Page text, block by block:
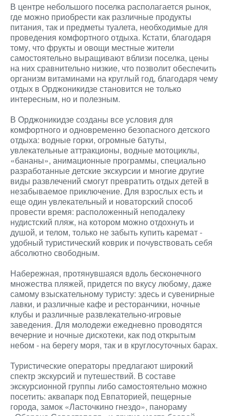
В центре небольшого поселка располагается рынок,
где можно приобрести как различные продукты
питания, так и предметы туалета, необходимые для
проведения комфортного отдыха. Кстати, благодаря
тому, что фрукты и овощи местные жители
самостоятельно выращивают вблизи поселка, цены
на них сравнительно низкие, что позволит обеспечить
организм витаминами на круглый год, благодаря чему
отдых в Орджоникидзе становится не только
интересным, но и полезным.
В Орджоникидзе созданы все условия для
комфортного и одновременно безопасного детского
отдыха: водные горки, огромные батуты,
увлекательные аттракционы, водные мотоциклы,
«бананы», анимационные программы, специально
разработанные детские экскурсии и многие другие
виды развлечений смогут превратить отдых детей в
незабываемое приключение. Для взрослых есть и
еще один увлекательный и новаторский способ
провести время: расположенный неподалеку
нудистский пляж, на котором можно отдохнуть и
душой, и телом, только не забыть купить каремат -
удобный туристический коврик и почувствовать себя
абсолютно свободным.
Набережная, протянувшаяся вдоль бесконечного
множества пляжей, придется по вкусу любому, даже
самому взыскательному туристу: здесь и сувенирные
лавки, и различные кафе и ресторанчики, ночные
клубы и различные развлекательно-игровые
заведения. Для молодежи ежедневно проводятся
вечерние и ночные дискотеки, как под открытым
небом - на берегу моря, так и в круглосуточных барах.
Туристические операторы предлагают широкий
спектр экскурсий и путешествий. В составе
экскурсионной группы либо самостоятельно можно
посетить: аквапарк под Евпаторией, пещерные
города, замок «Ласточкино гнездо», панораму